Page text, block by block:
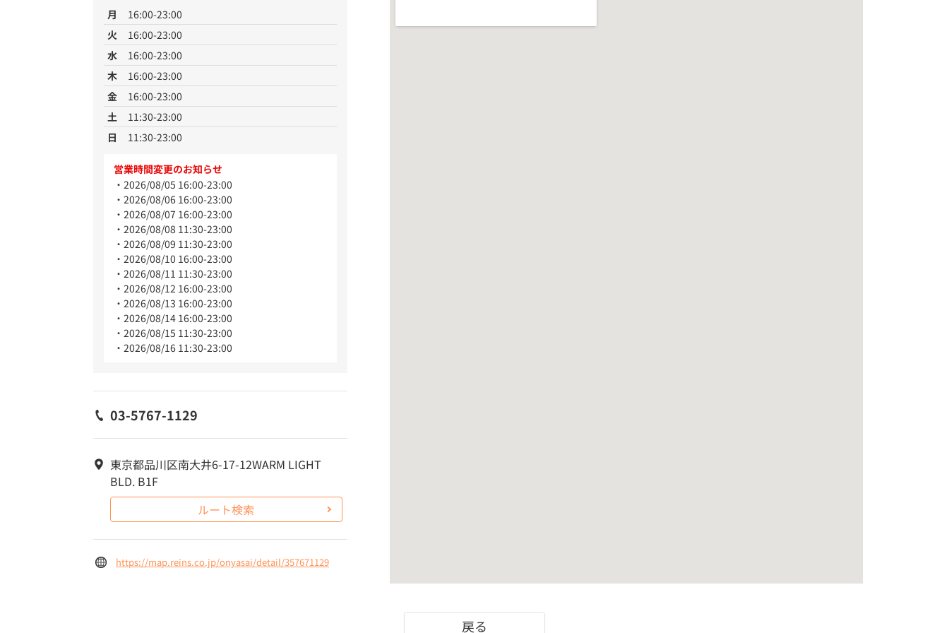
月
16:00-23:00
火
16:00-23:00
水
16:00-23:00
木
16:00-23:00
金
16:00-23:00
土
11:30-23:00
日
11:30-23:00
営業時間変更のお知らせ
2026/08/05 16:00-23:00
2026/08/06 16:00-23:00
2026/08/07 16:00-23:00
2026/08/08 11:30-23:00
2026/08/09 11:30-23:00
2026/08/10 16:00-23:00
2026/08/11 11:30-23:00
2026/08/12 16:00-23:00
2026/08/13 16:00-23:00
2026/08/14 16:00-23:00
2026/08/15 11:30-23:00
2026/08/16 11:30-23:00
03-5767-1129
東京都品川区南大井6-17-12WARM LIGHT
BLD. B1F
ルート検索
https://map.reins.co.jp/onyasai/detail/357671129
戻る